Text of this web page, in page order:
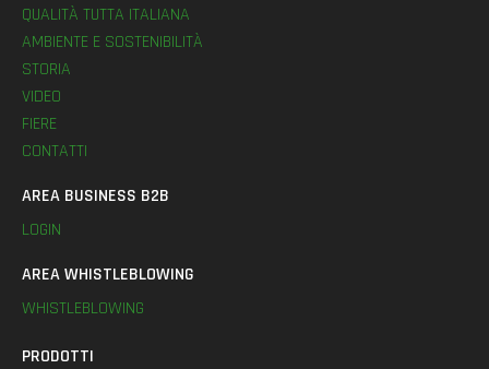
QUALITÀ TUTTA ITALIANA
AMBIENTE E SOSTENIBILITÀ
STORIA
VIDEO
FIERE
CONTATTI
AREA BUSINESS B2B
LOGIN
AREA WHISTLEBLOWING
WHISTLEBLOWING
PRODOTTI